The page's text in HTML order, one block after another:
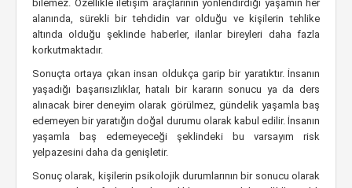
bilemez. Özellikle iletişim araçlarının yönlendirdiği yaşamın her
alanında, sürekli bir tehdidin var olduğu ve kişilerin tehlike
altında olduğu şeklinde haberler, ilanlar bireyleri daha fazla
korkutmaktadır.
Sonuçta ortaya çıkan insan oldukça garip bir yaratıktır. İnsanın
yaşadığı başarısızlıklar, hatalı bir kararın sonucu ya da ders
alınacak birer deneyim olarak görülmez, gündelik yaşamla baş
edemeyen bir yaratığın doğal durumu olarak kabul edilir. İnsanın
yaşamla baş edemeyeceği şeklindeki bu varsayım risk
yelpazesini daha da genişletir.
Sonuç olarak, kişilerin psikolojik durumlarının bir sonucu olarak